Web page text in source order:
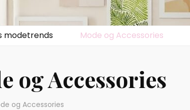
modetrends Mode og Accessories
og Accessories
og Accessories